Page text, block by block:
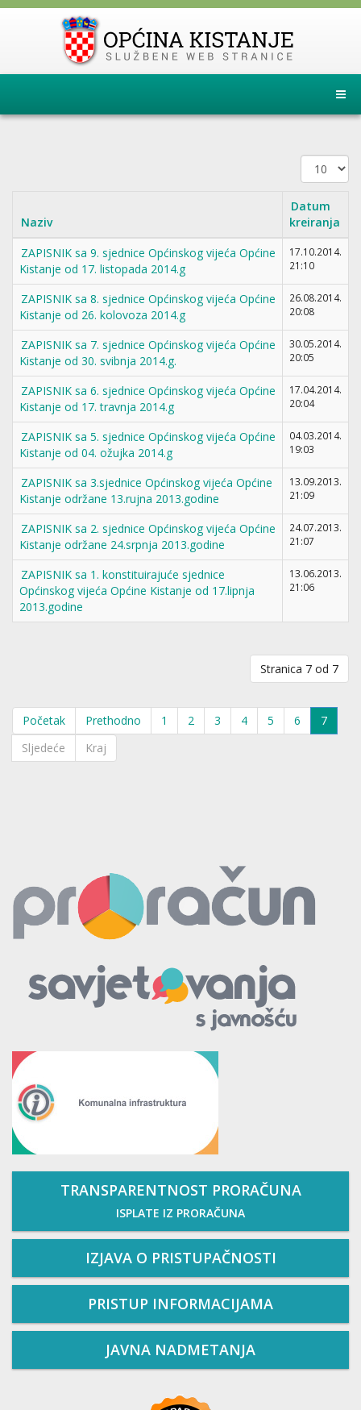
Prikaz
#
Naziv
Datum
kreiranja
ZAPISNIK sa 9. sjednice Općinskog vijeća Općine
Kistanje od 17. listopada 2014.g
17.10.2014.
21:10
ZAPISNIK sa 8. sjednice Općinskog vijeća Općine
Kistanje od 26. kolovoza 2014.g
26.08.2014.
20:08
ZAPISNIK sa 7. sjednice Općinskog vijeća Općine
Kistanje od 30. svibnja 2014.g.
30.05.2014.
20:05
ZAPISNIK sa 6. sjednice Općinskog vijeća Općine
Kistanje od 17. travnja 2014.g
17.04.2014.
20:04
ZAPISNIK sa 5. sjednice Općinskog vijeća Općine
Kistanje od 04. ožujka 2014.g
04.03.2014.
19:03
ZAPISNIK sa 3.sjednice Općinskog vijeća Općine
Kistanje održane 13.rujna 2013.godine
13.09.2013.
21:09
ZAPISNIK sa 2. sjednice Općinskog vijeća Općine
Kistanje održane 24.srpnja 2013.godine
24.07.2013.
21:07
ZAPISNIK sa 1. konstituirajuće sjednice
Općinskog vijeća Općine Kistanje od 17.lipnja
2013.godine
13.06.2013.
21:06
Stranica 7 od 7
Početak Prethodno 1 2 3 4 5 6
7
Sljedeće
Kraj
TRANSPARENTNOST PRORAČUNA
ISPLATE IZ PRORAČUNA
IZJAVA O PRISTUPAČNOSTI
PRISTUP INFORMACIJAMA
JAVNA NADMETANJA